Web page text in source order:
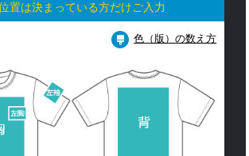
置は決まっている方だけご入力
色（版）の数え方